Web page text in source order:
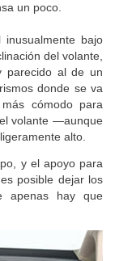
un poco.
bajo
del volante,
parecido al de un
donde se va
cómodo para
volante —aunque
alto.
y el apoyo para
posible dejar los
apenas hay que